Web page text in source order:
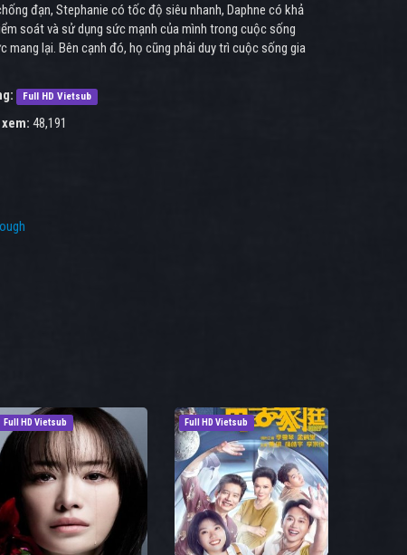
đạn, Stephanie có tốc độ siêu nhanh, Daphne có khả
soát và sử dụng sức mạnh của mình trong cuộc sống
lại. Bên cạnh đó, họ cũng phải duy trì cuộc sống gia
Full HD Vietsub
48,191
Full HD Vietsub Full HD Vietsub